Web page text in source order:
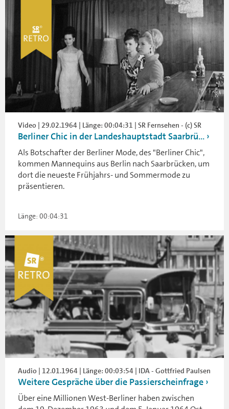
Video | 29.02.1964 | Länge: 00:04:31 | SR Fernsehen - (c) SR
Berliner Chic in der Landeshauptstadt Saarbrü...
Als Botschafter der Berliner Mode, des "Berliner Chic",
kommen Mannequins aus Berlin nach Saarbrücken, um
dort die neueste Frühjahrs- und Sommermode zu
präsentieren.
Länge: 00:04:31
Audio | 12.01.1964 | Länge: 00:03:54 | IDA - Gottfried Paulsen
Weitere Gespräche über die Passierscheinfrage
Über eine Millionen West-Berliner haben zwischen